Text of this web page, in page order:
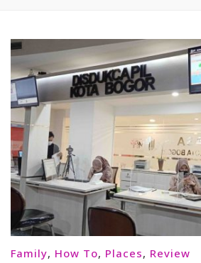
Family, How To, Places, Review